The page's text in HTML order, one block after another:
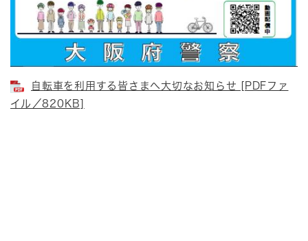
自転車を利用する皆さまへ大切なお知らせ [PDFファ
イル／820KB]